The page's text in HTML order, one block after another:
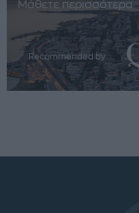
Μάθετε περισσότερα
Recommended by